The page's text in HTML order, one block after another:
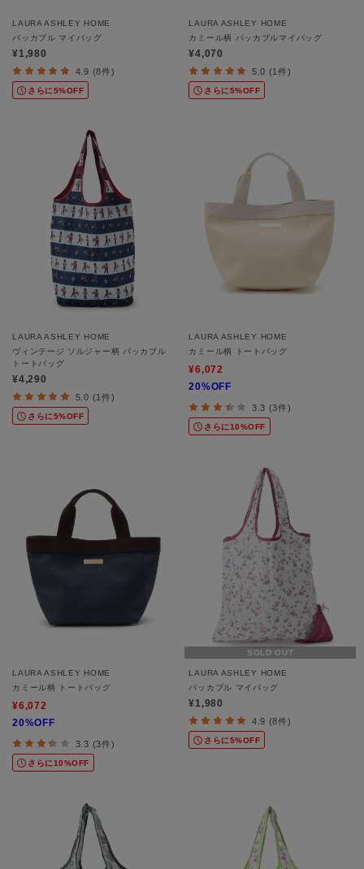
LAURA ASHLEY HOME
パッカブル マイバッグ
¥1,980
4.9 (8件)
さらに5%OFF
LAURA ASHLEY HOME
カミール柄 パッカブルマイバッグ
¥4,070
5.0 (1件)
さらに5%OFF
LAURA ASHLEY HOME
ヴィンテージ ソルジャー柄 パッカブル
トートバッグ
¥4,290
5.0 (1件)
さらに5%OFF
LAURA ASHLEY HOME
カミール柄 トートバッグ
¥6,072
20%OFF
3.3 (3件)
さらに10%OFF
LAURA ASHLEY HOME
カミール柄 トートバッグ
¥6,072
20%OFF
3.3 (3件)
さらに10%OFF
SOLD OUT
LAURA ASHLEY HOME
パッカブル マイバッグ
¥1,980
4.9 (8件)
さらに5%OFF